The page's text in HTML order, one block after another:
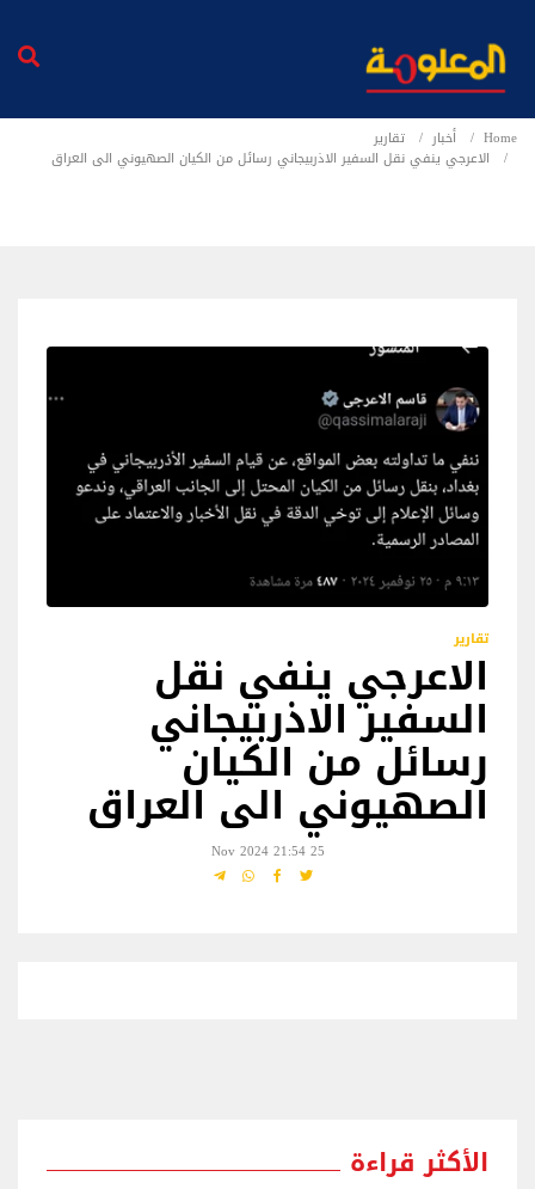
Home أخبار
تقارير
الاعرجي ينفي نقل السفير الاذربيجاني رسائل من الكيان الصهيوني الى العراق
تقارير
الاعرجي ينفي نقل
السفير الاذربيجاني
رسائل من الكيان
الصهيوني الى العراق
25 Nov 2024 21:54
الأكثر قراءة